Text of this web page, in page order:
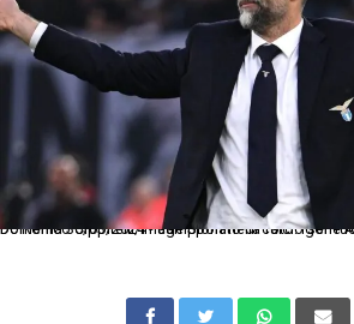
Dc Roma 30/03/2024 - campionato di calcio serie A / Lazio-Juventus / foto Domenico Cippitelli/Image Sport nella foto: